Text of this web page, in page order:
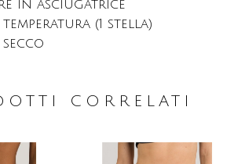
in asciugatrice
temperatura (1 stella)
CORRELATI